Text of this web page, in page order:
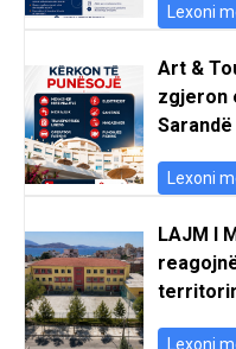
Lexoni
Art &
zgjeron
Sarandë
Lexoni
LAJM I
Lexoni